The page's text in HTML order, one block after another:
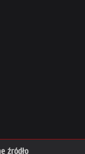
źródło